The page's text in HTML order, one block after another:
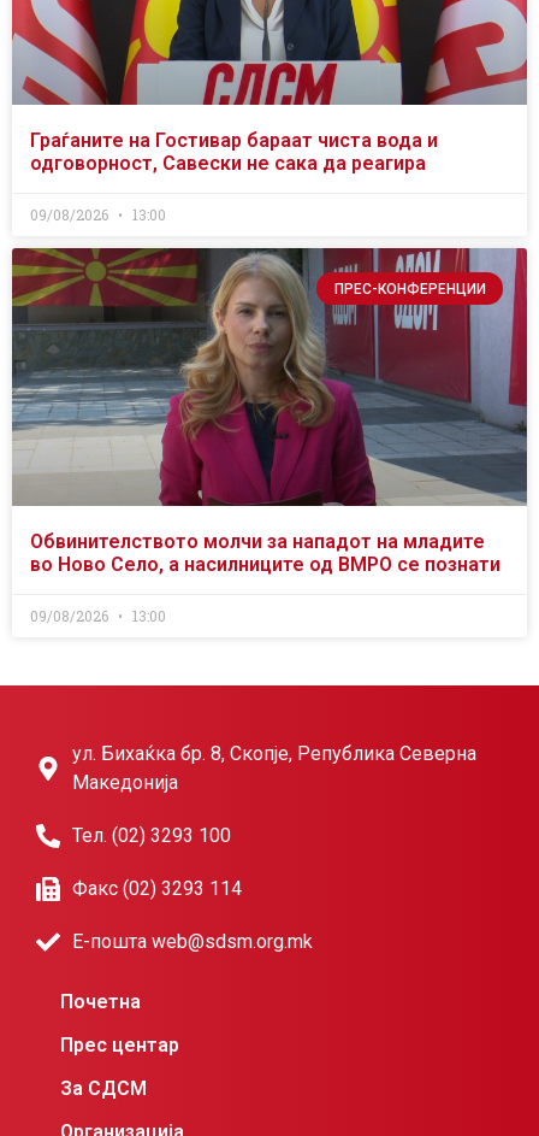
Граѓаните на Гостивар бараат чиста вода и
одговорност, Савески не сака да реагира
09/08/2026 13:00
ПРЕС-КОНФЕРЕНЦИИ
Обвинителството молчи за нападот на младите
во Ново Село, а насилниците од ВМРО се познати
09/08/2026 13:00
ул. Бихаќка бр. 8, Скопје, Република Северна
Македонија
Тел. (02) 3293 100
Факс (02) 3293 114
Е-пошта web@sdsm.org.mk
Почетна
Прес центар
За СДСМ